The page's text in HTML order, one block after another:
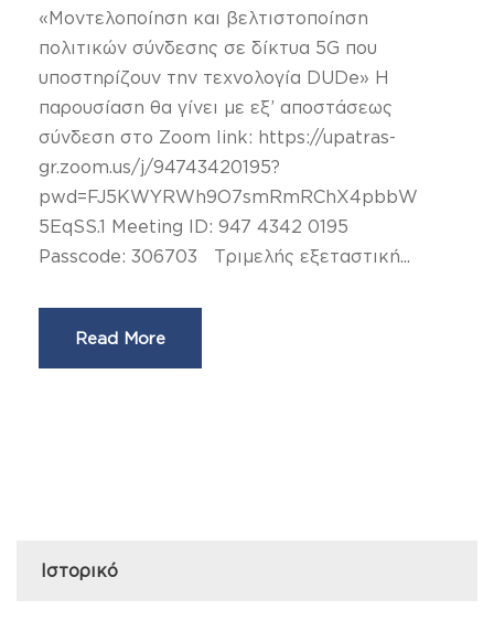
«Μοντελοποίηση και βελτιστοποίηση
πολιτικών σύνδεσης σε δίκτυα 5G που
υποστηρίζουν την τεχνολογία DUDe» Η
παρουσίαση θα γίνει με εξ’ αποστάσεως
σύνδεση στο Zoom link: https://upatras-
gr.zoom.us/j/94743420195?
pwd=FJ5KWYRWh9O7smRmRChX4pbbW
5EqSS.1 Meeting ID: 947 4342 0195
Passcode: 306703 Τριμελής εξεταστική...
Read More
Ιστορικό